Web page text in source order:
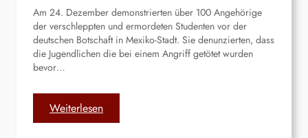
Am 24. Dezember demonstrierten über 100 Angehörige
der verschleppten und ermordeten Studenten vor der
deutschen Botschaft in Mexiko-Stadt. Sie denunzierten, dass
die Jugendlichen die bei einem Angriff getötet wurden
bevor…
Weiterlesen:
M